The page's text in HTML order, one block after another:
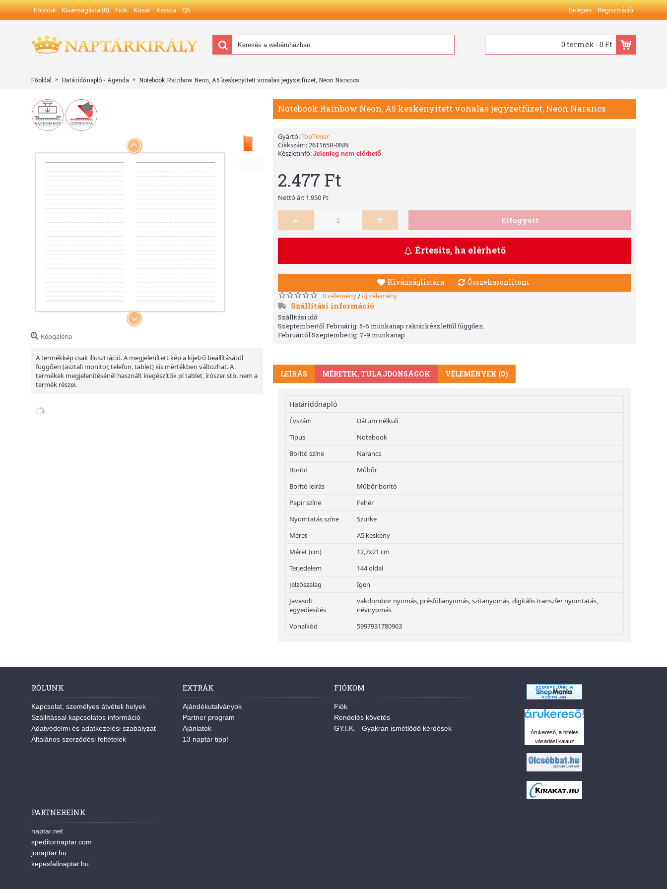
Főoldal Kívánságlista (0) Fiók Kosár Kassza QS Belépés Regisztráció
0 termék - 0 Ft
Főoldal Határidőnapló - Agenda Notebook Rainbow Neon, A5 keskenyitett vonalas jegyzetfüzet, Neon Narancs
Képgaléria
A termékkép csak illusztráció. A megjelenített kép a kijelző beállításától
függően (asztali monitor, telefon, tablet) kis mértékben változhat. A
termékek megjelenítésénél használt kiegészítők pl tablet, írószer stb. nem a
termék részei.
Notebook Rainbow Neon, A5 keskenyitett vonalas jegyzetfüzet, Neon Narancs
Gyártó:TopTimer
Cikkszám:26T165R-0NN
Készletinfó: Jelenleg nem elérhető
2.477 Ft
Nettó ár: 1.950 Ft
- + Elfogyott
Értesíts, ha elérhető
Kívánságlistára Összehasonlítom
0 vélemény/ új vélemény
Szállítási információ
Szállítási idő:
Szeptembertől Februárig: 5-6 munkanap raktárkészlettől függően.
Februártól Szeptemberig: 7-9 munkanap
LEÍRÁS MÉRETEK, TULAJDONSÁGOK VÉLEMÉNYEK (0)
Határidőnapló
Évszám
Dátum nélküli
Típus
Notebook
Borító színe
Narancs
Borító
Műbőr
Borító leírás
Műbőr borító
Papír színe
Fehér
Nyomtatás színe
Szürke
Méret
A5 keskeny
Méret (cm)
12,7x21 cm
Terjedelem
144 oldal
Jelzőszalag
Igen
Javasolt
egyediesítés
vakdombor nyomás, présfólianyomás, szitanyomás, digitális transzfer nyomtatás,
névnyomás
Vonalkód
5997931780963
RÓLUNK
Kapcsolat, személyes átvételi helyek
Szállítással kapcsolatos információ
Adatvédelmi és adatkezelési szabályzat
Általános szerződési feltételek
EXTRÁK
Ajándékutalványok
Partner program
Ajánlatok
13 naptár tipp!
FIÓKOM
Fiók
Rendelés követés
GY.I.K. - Gyakran ismétlődő kérdések
Árukereső, a hiteles
vásárlási kalauz
PARTNEREINK
naptar.net
speditornaptar.com
jonaptar.hu
kepesfalinaptar.hu